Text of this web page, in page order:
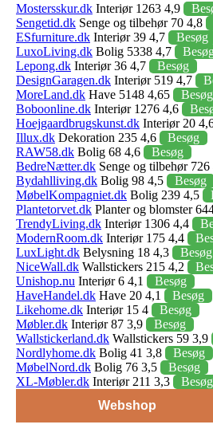
Mostersskur.dk Interiør 1263 4,9
Sengetid.dk Senge og tilbehør 70 4,8
ESfurniture.dk Interiør 39 4,7
Besøg
LuxoLiving.dk Bolig 5338 4,7
Lepong.dk Interiør 36 4,7
Besøg
DesignGaragen.dk Interiør 519 4,7
MoreLand.dk Have 5148 4,65
Besøg
Boboonline.dk Interiør 1276 4,6
Hoejgaardbrugskunst.dk Interiør 20
Illux.dk Dekoration 235 4,6
Besøg
RAW58.dk Bolig 68 4,6
Besøg
BedreNætter.dk Senge og tilbehør 726
Bydahlliving.dk Bolig 98 4,5
Besøg
MøbelKompagniet.dk Bolig 239 4,5
Plantetorvet.dk Planter og blomster
TrendyLiving.dk Interiør 1306 4,4
ModernRoom.dk Interiør 175 4,4
LuxLight.dk Belysning 18 4,3
Besøg
NiceWall.dk Wallstickers 215 4,2
Unishop.nu Interiør 6 4,1
Besøg
HaveHandel.dk Have 20 4,1
Besøg
Likehome.dk Interiør 15 4
Besøg
Møbler.dk Interiør 87 3,9
Besøg
Wallstickerland.dk Wallstickers 59 3,9
Nordlyhome.dk Bolig 41 3,8
Besøg
MøbelNord.dk Bolig 76 3,5
Besøg
XL-Møbler.dk Interiør 211 3,3
Besøg
Webshop